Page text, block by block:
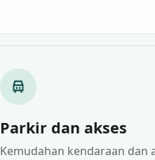
Parkir dan akses
Kemudahan kendaraan dan